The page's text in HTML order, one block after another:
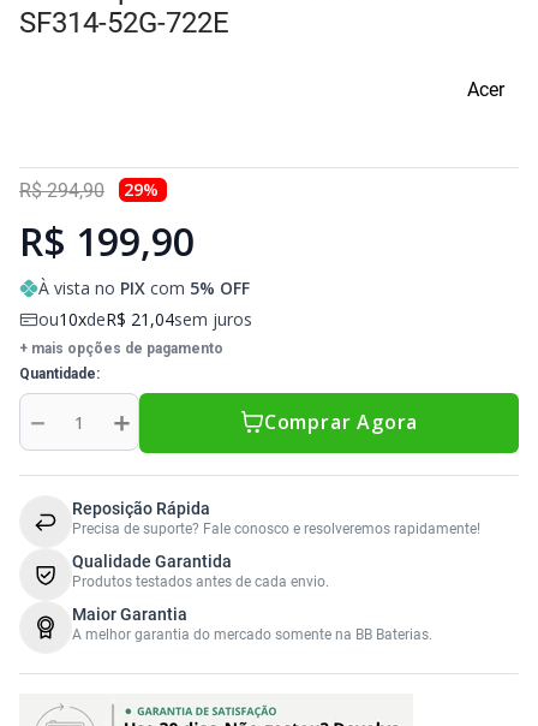
Sony Vaio
Sony Vaio
Caddy para SSD
SF314-52G-722E
Acer
R$ 294,90 29%
R$ 199,90
À vista no PIX com 5% OFF
ou10 deR$ 21 ,04sem juros
+ mais opções de pagamento
Quantidade
＋
－ Comprar Agora
Reposição Rápida
Precisa de suporte? Fale conosco e resolveremos rapidamente!
Qualidade Garantida
Produtos testados antes de cada envio.
Maior Garantia
A melhor garantia do mercado somente na BB Baterias.